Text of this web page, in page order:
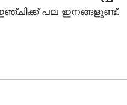
പല ഇനങ്ങളുണ്ട്.